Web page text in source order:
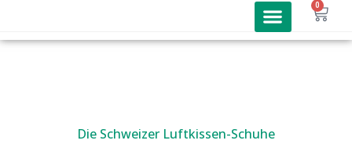
0
Die Schweizer Luftkissen-Schuhe